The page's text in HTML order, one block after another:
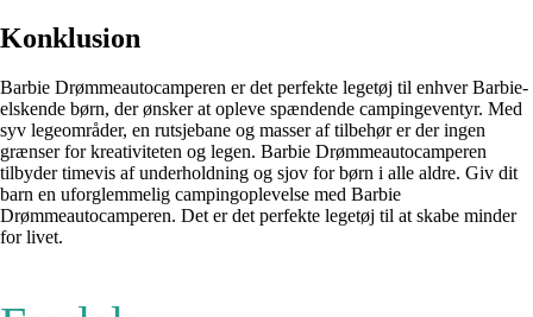
Konklusion
Barbie Drømmeautocamperen er det perfekte legetøj til enhver Barbie-
elskende børn, der ønsker at opleve spændende campingeventyr. Med
syv legeområder, en rutsjebane og masser af tilbehør er der ingen
grænser for kreativiteten og legen. Barbie Drømmeautocamperen
tilbyder timevis af underholdning og sjov for børn i alle aldre. Giv dit
barn en uforglemmelig campingoplevelse med Barbie
Drømmeautocamperen. Det er det perfekte legetøj til at skabe minder
for livet.